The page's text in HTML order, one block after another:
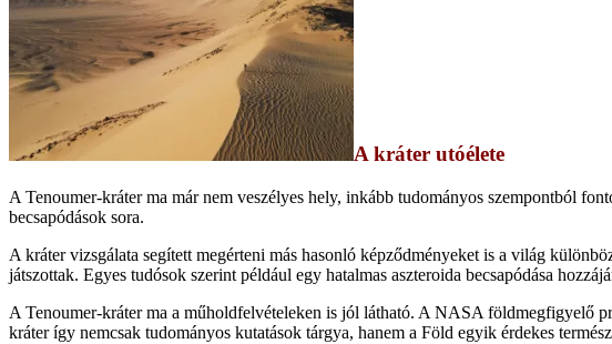
A kráter utóélete
A Tenoumer-kráter ma már nem veszélyes hely, inkább tudományos szempontból
becsapódások sora.
A kráter vizsgálata segített megérteni más hasonló képződményeket is a világ
játszottak. Egyes tudósok szerint például egy hatalmas aszteroida becsapódása
A Tenoumer-kráter ma a műholdfelvételeken is jól látható. A NASA földmegfigyelő
kráter így nemcsak tudományos kutatások tárgya, hanem a Föld egyik érdekes